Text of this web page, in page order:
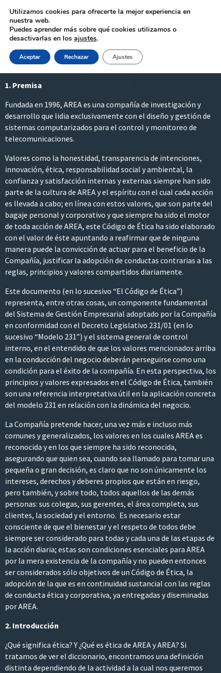
1. Premisa
Fundada en 1996, AREA es una compañía de investigación y
desarrollo que lidia exclusivamente con el diseño y gestión de
sistemas computarizados para el control y monitoreo de
telecomunicaciones.
Valores como la honestidad, transparencia de intenciones,
innovación, ética, responsabilidad social y ambiental, la
confianza y satisfacción internas y externas siempre han sido
parte de la cultura de AREA y el espíritu con el cual cada acción
es llevada a cabo; en línea con estos valores, que son parte del
bagaje personal y corporativo y que siempre ha sido el motor
de toda acción de AREA, este Código de Ética ha sido elaborado
con el valor de éste apuntando a reafirmar que de ninguna
manera puede la convicción de actuar para el beneficio de la
Compañía, justificar la adopción de conductas contrarias a las
reglas, principios y valores compartidos diariamente.
Este documento (en lo sucesivo “El Código de Ética”)
representa, entre otras cosas, un componente fundamental
del Sistema de Gestión Empresarial adoptado por la Compañía
en conformidad con el Decreto Legislativo 231/01 (en lo
sucesivo “Modelo 231”) y el sistema general de control
interno, en el entendido de que los valores mencionados arriba
en la conducción del negocio deberán perseguirse como una
condición para el éxito de la compañía. En esta perspectiva, los
principios y valores expresados en el Código de Ética, también
son una referencia interpretativa útil en la aplicación concreta
del modelo 231 en relación con la dinámica del negocio.
La Compañía pretende hacer, una vez más e incluso más
comunes y generalizados, los valores en los cuales AREA es
reconocida y en los que siempre ha sido reconocida,
asegurando que quien sea, cuando sea llamado para tomar una
pequeña o gran decisión, es claro que no son únicamente los
intereses, derechos y deberes propios que están en riesgo,
pero también, y sobre todo, todos aquellos de las demás
personas: sus colegas, sus gerentes, el área completa, sus
clientes, la sociedad y el entorno. Es necesario estar
consciente de que el bienestar y el respeto de todos debe
siempre ser considerado para todas y cada una de las etapas de
la acción diaria; estas son condiciones esenciales para AREA
por la mera existencia de la compañía y no pueden entonces
ser considerados sólo objetivos de un Código de Ética, la
adopción de la que es en continuidad sustancial con las reglas
de conducta ética y corporativa, ya entregadas y diseminadas
por AREA.
2. Introducción
¿Qué significa ética? Y ¿Qué es ética de AREA y AREA? Si
tratamos de ver el diccionario, encontramos una definición
distinta dependiendo de la actividad a la cual nos queremos
Utilizamos cookies para ofrecerte la mejor experiencia en
nuestra web.
Puedes aprender más sobre qué cookies utilizamos o
desactivarlas en los ajustes.
Aceptar Rechazar Ajustes